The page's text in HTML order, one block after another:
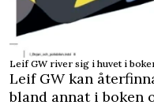
Leif GW river sig i huvet i
Leif GW kan
bland annat i boken